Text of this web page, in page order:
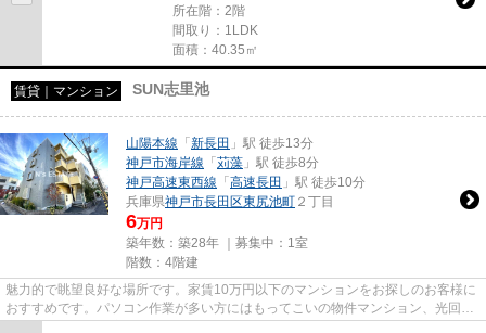
所在階：2階
間取り：1LDK
面積：40.35㎡
賃貸｜マンション SUN志里池
山陽本線 「 新長田 」駅 徒歩13分
神戸市海岸線 「 苅藻 」駅 徒歩8分
神戸高速東西線 「 高速長田 」駅 徒歩10分
兵庫県神戸市長田区東尻池町 ２丁目
6万円
築年数：築28年 ｜募集中： 1室
階数：4階建
魅力的で眺望良好な場所です。家賃10万円以下のマンションをお探しのお客様に
おすすめです。パソコン作業が多い方にはもってこいの物件マンション、光回線